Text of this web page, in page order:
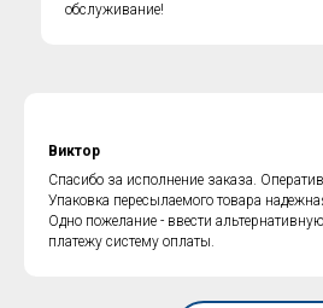
обслуживание!
Виктор
Спасибо за исполнение заказа.
Упаковка пересылаемого товара
Одно пожелание - ввести
платежу систему оплаты.